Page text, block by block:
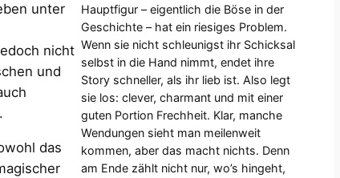
unter
nicht
und
das
Hauptfigur – eigentlich die Böse in der
Geschichte – hat ein riesiges Problem.
Wenn sie nicht schleunigst ihr Schicksal
selbst in die Hand nimmt, endet ihre
Story schneller, als ihr lieb ist. Also legt
sie los: clever, charmant und mit einer
guten Portion Frechheit. Klar, manche
Wendungen sieht man meilenweit
kommen, aber das macht nichts. Denn
am Ende zählt nicht nur, wo’s hingeht,